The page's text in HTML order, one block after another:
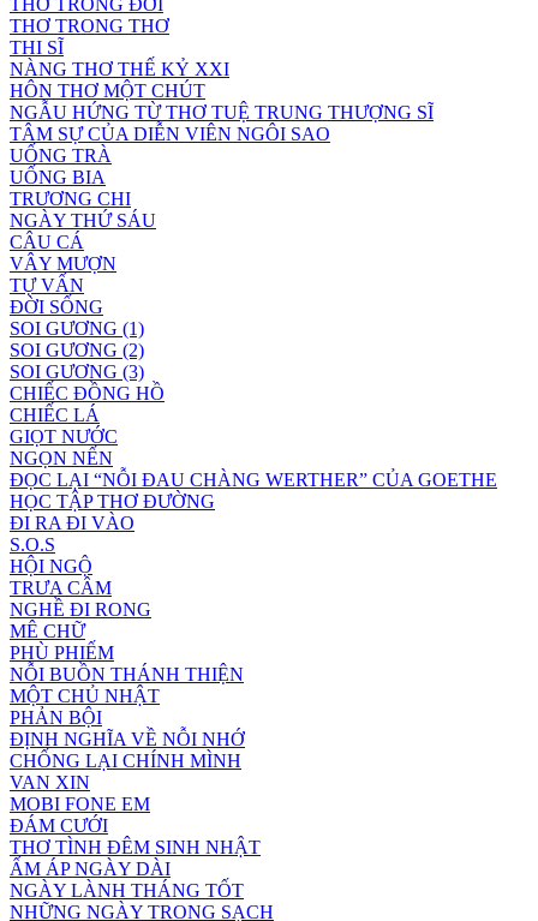
THƠ TRONG THƠ
THI SĨ
NÀNG THƠ THẾ KỶ XXI
HÔN THƠ MỘT CHÚT
NGẪU HỨNG TỪ THƠ TUỆ TRUNG THƯỢNG SĨ
TÂM SỰ CỦA DIỄN VIÊN NGÔI SAO
UỐNG TRÀ
UỐNG BIA
TRƯƠNG CHI
NGÀY THỨ SÁU
CÂU CÁ
VÂY MƯỢN
TỰ VẤN
ĐỜI SỐNG
SOI GƯƠNG (1)
SOI GƯƠNG (2)
SOI GƯƠNG (3)
CHIẾC ĐỒNG HỒ
CHIẾC LÁ
GIỌT NƯỚC
NGỌN NẾN
ĐỌC LẠI “NỖI ĐAU CHÀNG WERTHER” CỦA GOETHE
HỌC TẬP THƠ ĐƯỜNG
ĐI RA ĐI VÀO
S.O.S
HỘI NGỘ
TRƯA CÂM
NGHỀ ĐI RONG
MÊ CHỮ
PHÙ PHIẾM
NỖI BUỒN THÁNH THIỆN
MỘT CHỦ NHẬT
PHẢN BỘI
ĐỊNH NGHĨA VỀ NỖI NHỚ
CHỐNG LẠI CHÍNH MÌNH
VAN XIN
MOBI FONE EM
ĐÁM CƯỚI
THƠ TÌNH ĐÊM SINH NHẬT
ẤM ÁP NGÀY DÀI
NGÀY LÀNH THÁNG TỐT
NHỮNG NGÀY TRONG SẠCH